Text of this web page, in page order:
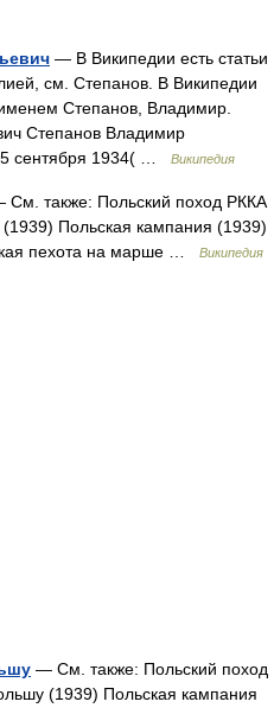
— В Википедии есть статьи
см. Степанов. В Википедии
Степанов, Владимир.
Степанов Владимир
сентября 1934( …
Википедия
См. также: Польский поход РККА
Польская кампания (1939)
пехота на марше …
Википедия
— См. также: Польский поход
(1939) Польская кампания